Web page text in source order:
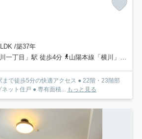
/築37年
一丁目」駅 徒歩4分
山陽本線「横川」駅 徒歩5分
まで徒歩5分の快適アクセス ● 22階・23階部
ット住戸 ● 専有面積...
もっと見る